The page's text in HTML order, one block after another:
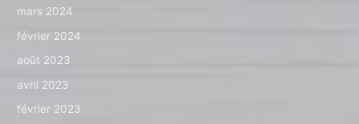
mars 2024
février 2024
août 2023
avril 2023
février 2023